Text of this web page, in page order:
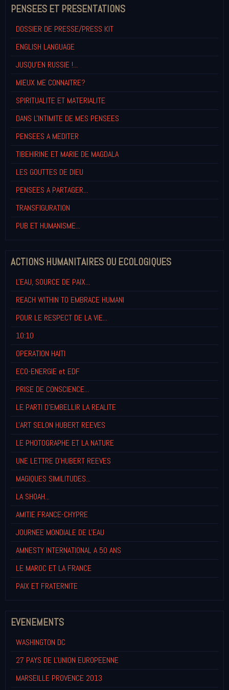
PENSEES ET PRESENTATIONS
DOSSIER DE PRESSE/PRESS KIT
ENGLISH LANGUAGE
JUSQU'EN RUSSIE !...
MIEUX ME CONNAITRE?
SPIRITUALITE ET MATERIALITE
DANS L'INTIMITE DE MES PENSEES
PENSEES A MEDITER
TIBEHIRINE ET MARIE DE MAGDALA
LES GOUTTES DE DIEU
PENSEES A PARTAGER...
TRANSFIGURATION
PUB ET HUMANISME...
ACTIONS HUMANITAIRES OU ECOLOGIQUES
L'EAU, SOURCE DE PAIX...
REACH WITHIN TO EMBRACE HUMANI
POUR LE RESPECT DE LA VIE...
10:10
OPERATION HAITI
ECO-ENERGIE et EDF
PRISE DE CONSCIENCE...
LE PARTI D'EMBELLIR LA REALITE
L'ART SELON HUBERT REEVES
LE PHOTOGRAPHE ET LA NATURE
UNE LETTRE D'HUBERT REEVES
MAGIQUES SIMILITUDES...
LA SHOAH...
AMITIE FRANCE-CHYPRE
JOURNEE MONDIALE DE L'EAU
AMNESTY INTERNATIONAL A 50 ANS
LE MAROC ET LA FRANCE
PAIX ET FRATERNITE
EVENEMENTS
WASHINGTON DC
27 PAYS DE L'UNION EUROPEENNE
MARSEILLE PROVENCE 2013